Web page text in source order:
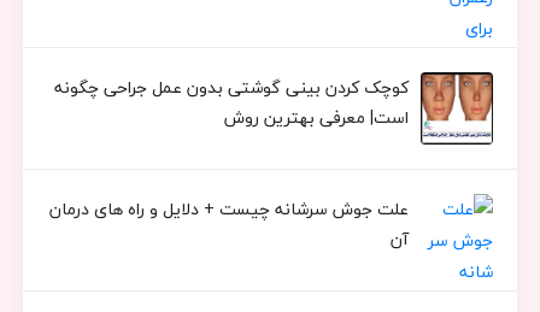
کوچک کردن بینی گوشتی بدون عمل جراحی چگونه
است| معرفی بهترین روش
علت جوش سرشانه چیست + دلایل و راه های درمان
آن